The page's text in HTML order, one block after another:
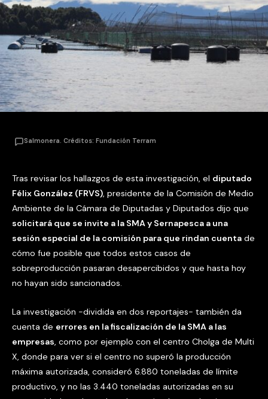
Salmonera. Créditos: Fundación Terram
Tras revisar los hallazgos de esta investigación, el diputado
Félix González (FRVS), presidente de la Comisión de Medio
Ambiente de la Cámara de Diputadas y Diputados dijo que
solicitará que se invite a la SMA y Sernapesca a una
sesión especial de la comisión para que rindan cuenta de
cómo fue posible que todos estos casos de
sobreproducción pasaran desapercibidos y que hasta hoy
no hayan sido sancionados.
La investigación -dividida en dos reportajes- también da
cuenta de errores en la fiscalización de la SMA a las
empresas, como por ejemplo con el centro Cholga de Multi
X, donde para ver si el centro no superó la producción
máxima autorizada, consideró 6.880 toneladas de límite
productivo, y no las 3.440 toneladas autorizadas en su